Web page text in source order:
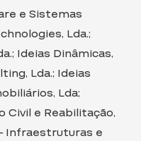
e Sistemas
Lda.;
Ideias Dinâmicas,
Lda.; Ideias
Lda;
Civil e Reabilitação,
Infraestruturas e